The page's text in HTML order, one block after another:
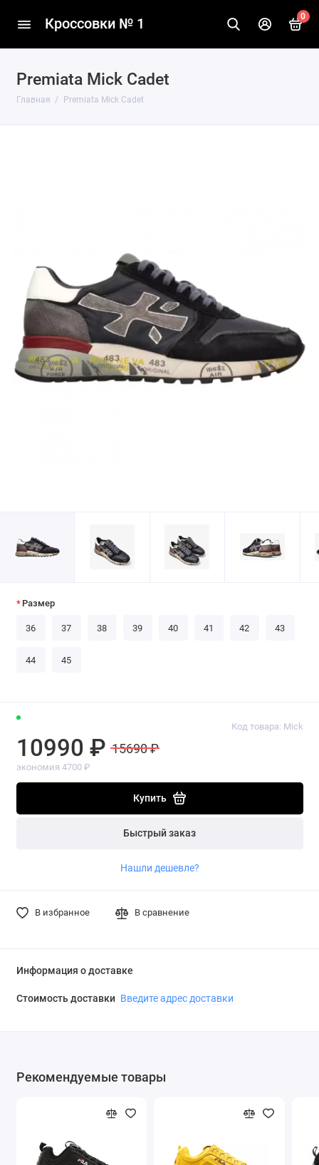
Кроссовки № 1 0
Premiata Mick Cadet
Главная Premiata Mick Cadet
Код товара: Mick
10990 ₽ 15690 ₽
экономия 4700 ₽
Купить
Быстрый заказ
Нашли дешевле?
В избранное В сравнение
Размер
36 37 38 39 40 41 42 43
44 45
Информация о доставке
Стоимость доставки Введите адрес доставки
Рекомендуемые товары